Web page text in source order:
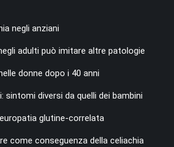
negli anziani
adulti può imitare altre patologie
donne dopo i 40 anni
sintomi diversi da quelli dei bambini
glutine-correlata
come conseguenza della celiachia